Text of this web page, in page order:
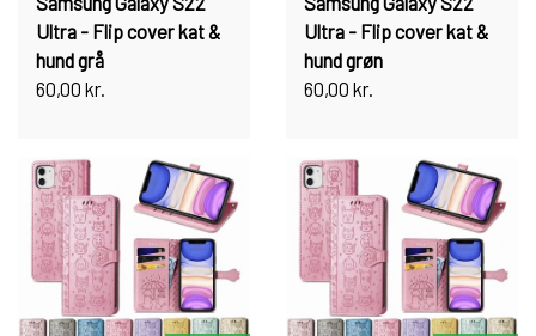
Ultra - Flip cover kat &
hund grå
60,00 kr.
Ultra - Flip cover kat &
hund grøn
60,00 kr.